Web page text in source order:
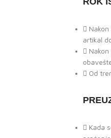
artikal
Od
Kada